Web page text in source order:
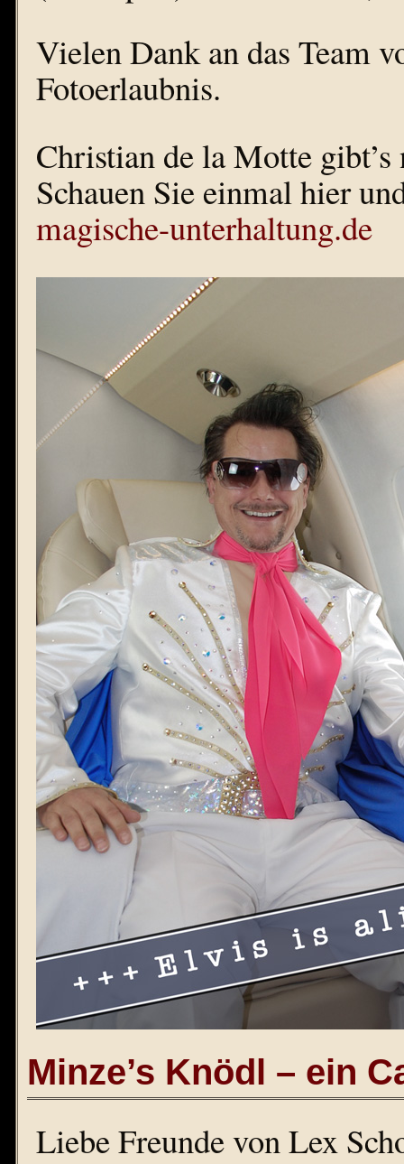
Vielen Dank an das Team
Fotoerlaubnis.
Christian de la Motte
Schauen Sie einmal hier
magische-unterhaltung.de
Minze’s Knödl – ein
Liebe Freunde von Lex